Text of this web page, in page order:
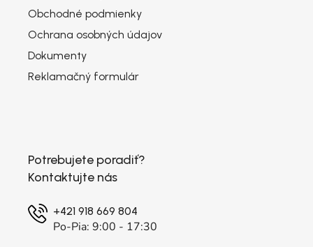
Obchodné podmienky
Ochrana osobných údajov
Dokumenty
Reklamačný formulár
Potrebujete poradiť?
Kontaktujte nás
+421 918 669 804
Po-Pia: 9:00 - 17:30